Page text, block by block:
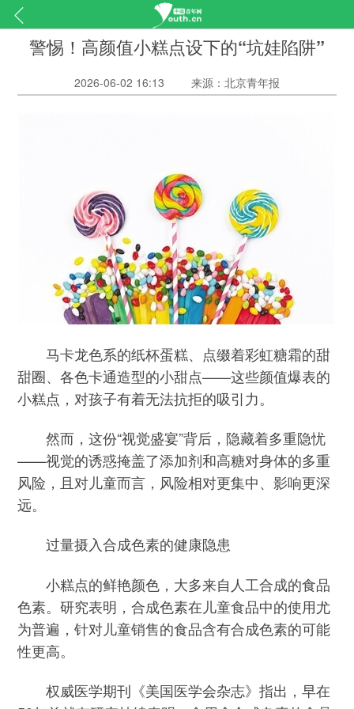
警惕！高颜值小糕点设下的“坑娃陷阱”
2026-06-02 16:13 来源：北京青年报
马卡龙色系的纸杯蛋糕、点缀着彩虹糖霜的甜
甜圈、各色卡通造型的小甜点——这些颜值爆表的
小糕点，对孩子有着无法抗拒的吸引力。
然而，这份“视觉盛宴”背后，隐藏着多重隐忧
——视觉的诱惑掩盖了添加剂和高糖对身体的多重
风险，且对儿童而言，风险相对更集中、影响更深
远。
过量摄入合成色素的健康隐患
小糕点的鲜艳颜色，大多来自人工合成的食品
色素。研究表明，合成色素在儿童食品中的使用尤
为普遍，针对儿童销售的食品含有合成色素的可能
性更高。
权威医学期刊《美国医学会杂志》指出，早在